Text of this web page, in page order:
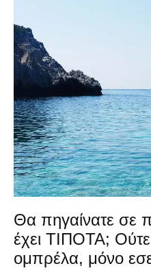
Θα πηγαίνατε σε
έχει ΤΙΠΟΤΑ;
ομπρέλα, μόνο